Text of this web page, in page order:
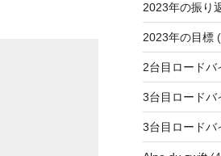
2023年の振り
2023年の目標
2台目ロードバ
3台目ロードバ
3台目ロードバ